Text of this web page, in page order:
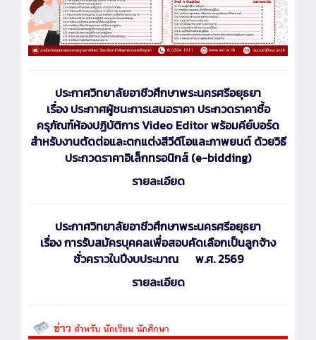
ประกาศวิทยาลัยอาชีวศึกษาพระนครศรีอยุธยา
เรื่อง ประกาศผู้ชนะการเสนอราคา ประกวดราคาซื้อ
ครุภัณฑ์ห้องปฏิบัติการ Video Editor พร้อมคีย์บอร์ด
สำหรับงานตัดต่อและตกแต่งสีวีดีโอและภาพยนต์ ด้วยวิธี
ประกวดราคาอิเล็กทรอนิกส์ (e-bidding)
รายละเอียด
ประกาศวิทยาลัยอาชีวศึกษาพระนครศรีอยุธยา
เรื่อง การรับสมัครบุคคลเพื่อสอบคัดเลือกเป็นลูกจ้าง
ชั่วคราวในปีงบประมาณ พ.ศ. 2569
รายละเอียด